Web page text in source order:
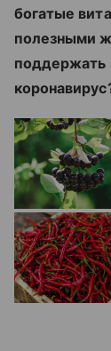
богатые
полезными
поддержать